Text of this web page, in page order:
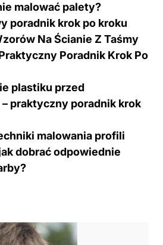
malować palety?
poradnik krok po kroku
Na Ścianie Z Taśmy
Poradnik Krok Po
plastiku przed
praktyczny poradnik krok
malowania profili
dobrać odpowiednie